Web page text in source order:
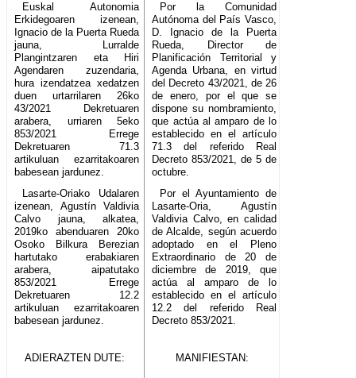
Euskal Autonomia
Erkidegoaren izenean,
Ignacio de la Puerta Rueda
jauna, Lurralde
Plangintzaren eta Hiri
Agendaren zuzendaria,
hura izendatzea xedatzen
duen urtarrilaren 26ko
43/2021 Dekretuaren
arabera, urriaren 5eko
853/2021 Errege
Dekretuaren 71.3
artikuluan ezarritakoaren
babesean jardunez.
Por la Comunidad
Autónoma del País Vasco,
D. Ignacio de la Puerta
Rueda, Director de
Planificación Territorial y
Agenda Urbana, en virtud
del Decreto 43/2021, de 26
de enero, por el que se
dispone su nombramiento,
que actúa al amparo de lo
establecido en el artículo
71.3 del referido Real
Decreto 853/2021, de 5 de
octubre.
Lasarte-Oriako Udalaren
izenean, Agustín Valdivia
Calvo jauna, alkatea,
2019ko abenduaren 20ko
Osoko Bilkura Berezian
hartutako erabakiaren
arabera, aipatutako
853/2021 Errege
Dekretuaren 12.2
artikuluan ezarritakoaren
babesean jardunez.
Por el Ayuntamiento de
Lasarte-Oria, Agustín
Valdivia Calvo, en calidad
de Alcalde, según acuerdo
adoptado en el Pleno
Extraordinario de 20 de
diciembre de 2019, que
actúa al amparo de lo
establecido en el artículo
12.2 del referido Real
Decreto 853/2021.
ADIERAZTEN DUTE: MANIFIESTAN: